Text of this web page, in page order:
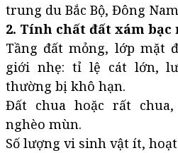
trung du Bắc Bộ, Đông
2. Tính chất đất xám bạc
Tầng đất mỏng, lớp mặt
giới nhẹ: tỉ lệ cát lớn,
thường bị khô hạn.
Đất chua hoặc rất
nghèo mùn.
Số lượng vi sinh vật ít,